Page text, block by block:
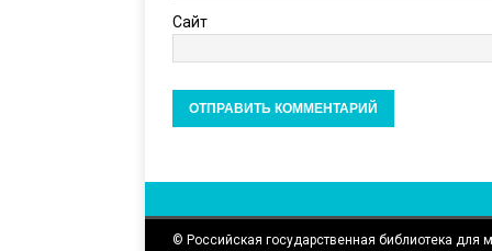
Сайт
© Российская государственная библиотека для